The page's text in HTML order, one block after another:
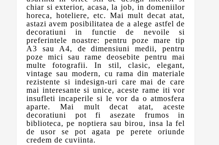
chiar si exterior, acasa, la job, in domeniilor
horeca, hoteliere, etc. Mai mult decat atat,
astazi avem posibilitatea de a alege astfel de
decoratiuni in functie de nevoile si
preferintele noastre: pentru poze mare tip
A3 sau A4, de dimensiuni medii, pentru
poze mici sau rame deosebite pentru mai
multe fotografii. In stil, clasic, elegant,
vintage sau modern, cu rama din materiale
rezistente si indesign-uri care mai de care
mai interesante si unice, aceste rame iti vor
insufleti incaperile si le vor da o atmosfera
aparte. Mai mult decat atat, aceste
decoratiuni pot fi asezate frumos in
biblioteca, pe noptiera sau birou, insa la fel
de usor se pot agata pe perete oriunde
credem de cuviinta.